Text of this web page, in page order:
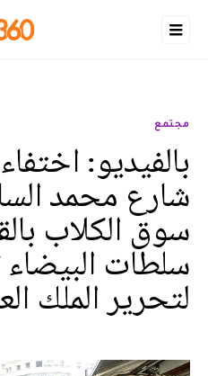
مجتمع
بالفيديو:
شارع محمد
سوق الكلاب
سلطات
لتحرير الملك